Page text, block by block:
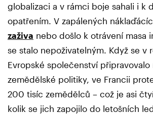
globalizaci a v rámci boje sahali i k
opatřením. V zapálených
zaživa nebo došlo k otrávení masa
se stalo nepoživatelným. Když se v
Evropské společenství připravovalo
zemědělské politiky, ve Francii
200 tisíc zemědělců – což je asi
kolik se jich zapojilo do letošních